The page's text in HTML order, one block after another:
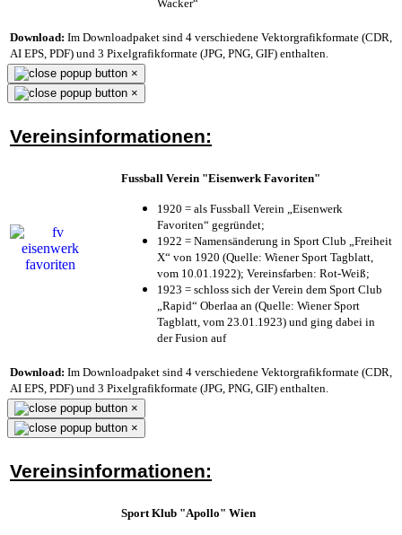
Wacker“
Download: Im Downloadpaket sind 4 verschiedene Vektorgrafikformate (CDR,
AI EPS, PDF) und 3 Pixelgrafikformate (JPG, PNG, GIF) enthalten.
×
×
Vereinsinformationen:
Fussball Verein "Eisenwerk Favoriten"
1920 = als Fussball Verein „Eisenwerk
Favoriten“ gegründet;
1922 = Namensänderung in Sport Club „Freiheit
X“ von 1920 (Quelle: Wiener Sport Tagblatt,
vom 10.01.1922); Vereinsfarben: Rot-Weiß;
1923 = schloss sich der Verein dem Sport Club
„Rapid“ Oberlaa an (Quelle: Wiener Sport
Tagblatt, vom 23.01.1923) und ging dabei in
der Fusion auf
Download: Im Downloadpaket sind 4 verschiedene Vektorgrafikformate (CDR,
AI EPS, PDF) und 3 Pixelgrafikformate (JPG, PNG, GIF) enthalten.
×
×
Vereinsinformationen:
Sport Klub "Apollo" Wien